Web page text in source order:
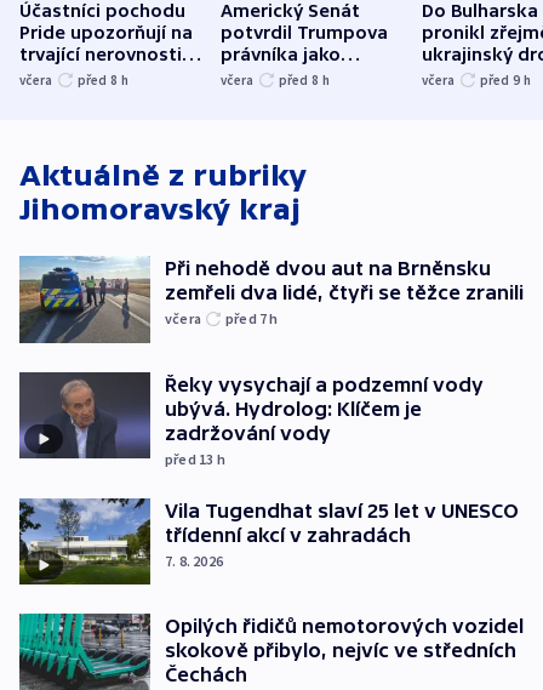
Účastníci pochodu
Pride upozorňují na
trvající nerovnosti i
společenskou
včera před 8 h
Americký Senát
potvrdil Trumpova
právníka jako
ministra
včera před 8 h
Do Bulharska
pronikl
ukrajinský
explodoval
včera před 9 h
Aktuálně z rubriky
Jihomoravský kraj
Při nehodě dvou aut na Brněnsku
zemřeli dva lidé, čtyři se těžce zranili
včera před 7h
Řeky vysychají a podzemní vody
ubývá. Hydrolog: Klíčem je
zadržování vody
před 13 h
Vila Tugendhat slaví 25 let v UNESCO
třídenní akcí v zahradách
7. 8. 2026
Opilých řidičů nemotorových vozidel
skokově přibylo, nejvíc ve středních
Čechách